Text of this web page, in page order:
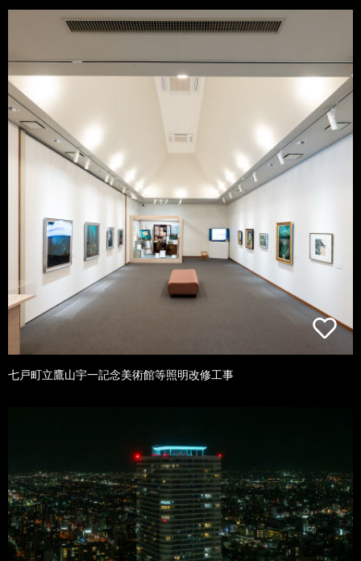
七戸町立鷹山宇一記念美術館等照明改修工事